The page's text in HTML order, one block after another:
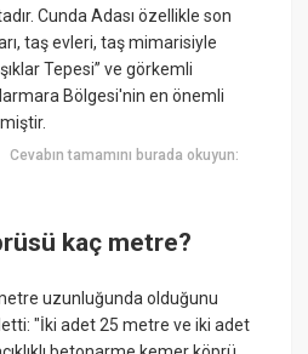
Cunda Adası özellikle son
taş evleri, taş mimarisiyle
Tepesi” ve görkemli
Bölgesi'nin en önemli
Cevabın tamamını burada okuyun:
kaç metre?
uzunluğunda olduğunu
"İki adet 25 metre ve iki adet